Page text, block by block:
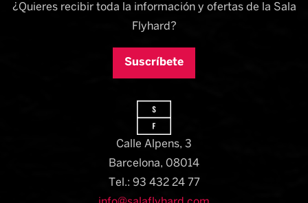
¿Quieres recibir toda la información y ofertas de la Sala
Flyhard?
Suscríbete
Calle Alpens, 3
Barcelona, 08014​
Tel.: 93 432 24 77